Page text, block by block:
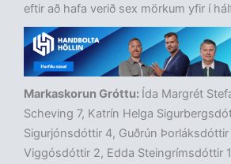
eftir að hafa verið sex mörkum yfir í
Markaskorun Gróttu: Ída Margrét
Scheving 7, Katrín Helga
Sigurjónsdóttir 4, Guðrún
Viggósdóttir 2, Edda Steingrímsdóttir